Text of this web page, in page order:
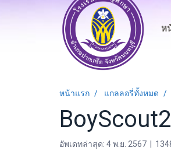
ห
หน้าแรก แกลลอรี่ทั้งหมด
อัพเดทล่าสุด: 4 พ.ย. 2567